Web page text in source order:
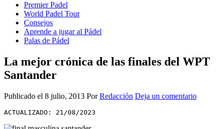
Premier Padel
World Padel Tour
Consejos
Aprende a jugar al Pádel
Palas de Pádel
La mejor crónica de las finales del WPT
Santander
Publicado el 8 julio, 2013 PorRedacción Deja un comentario
ACTUALIZADO: 21/08/2023